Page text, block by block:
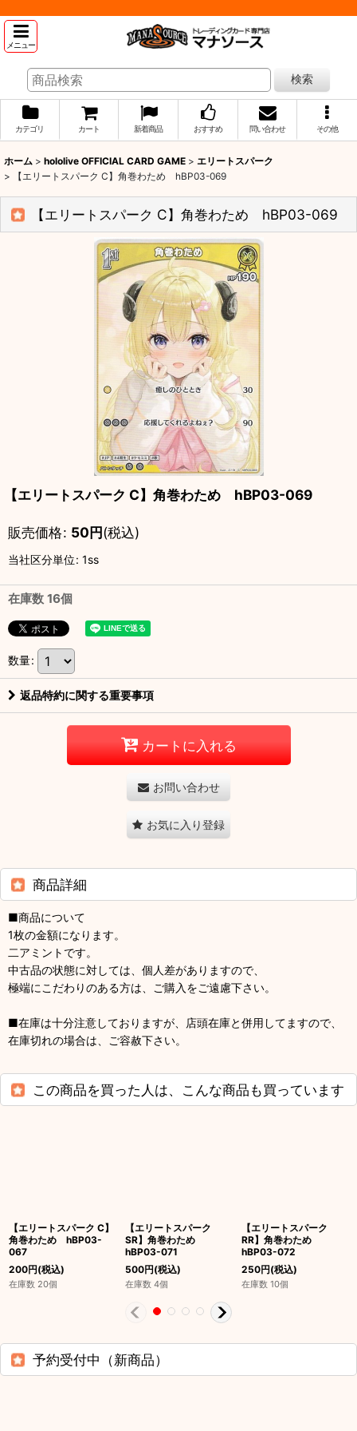
メニュー
検索
カテゴリ カート 新着商品 おすすめ 問い合わせ その他
ホーム > hololive OFFICIAL CARD GAME > エリートスパーク
>
【エリートスパーク C】角巻わため hBP03-069
【エリートスパーク C】角巻わため hBP03-069
【エリートスパーク C】角巻わため hBP03-069
販売価格: 50円(税込)
当社区分単位: 1ss
在庫数 16個
数量:
返品特約に関する重要事項
カートに入れる
お問い合わせ
お気に入り登録
商品詳細
■商品について
1枚の金額になります。
二アミントです。
中古品の状態に対しては、個人差がありますので、
極端にこだわりのある方は、ご購入をご遠慮下さい。
■在庫は十分注意しておりますが、店頭在庫と併用してますので、
在庫切れの場合は、ご容赦下さい。
この商品を買った人は、こんな商品も買っています
【エリートスパーク C】
角巻わため hBP03-
067
200円(税込)
在庫数 20個
【エリートスパーク
SR】角巻わため
hBP03-071
500円(税込)
在庫数 4個
【エリートスパーク
RR】角巻わため
hBP03-072
250円(税込)
在庫数 10個
予約受付中（新商品）